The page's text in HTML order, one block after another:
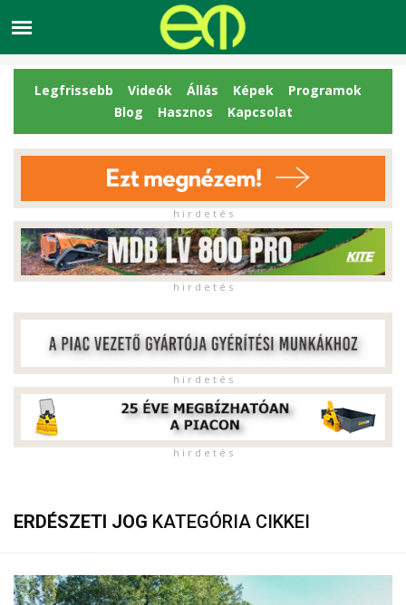
Legfrissebb Videók Állás Képek
Programok
Blog
Hasznos Kapcsolat
h i r d e t é s
h i r d e t é s
h i r d e t é s
h i r d e t é s
ERDÉSZETI JOG KATEGÓRIA CIKKEI